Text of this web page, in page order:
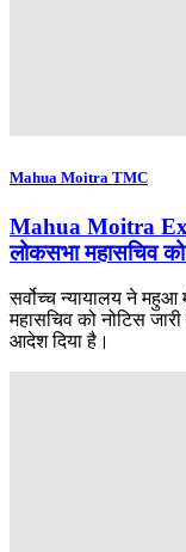
Mahua Moitra TMC
Mahua Moitra
लोकसभा महासचिव को
सर्वोच्च न्यायालय ने महुआ
महासचिव को नोटिस
आदेश दिया है।